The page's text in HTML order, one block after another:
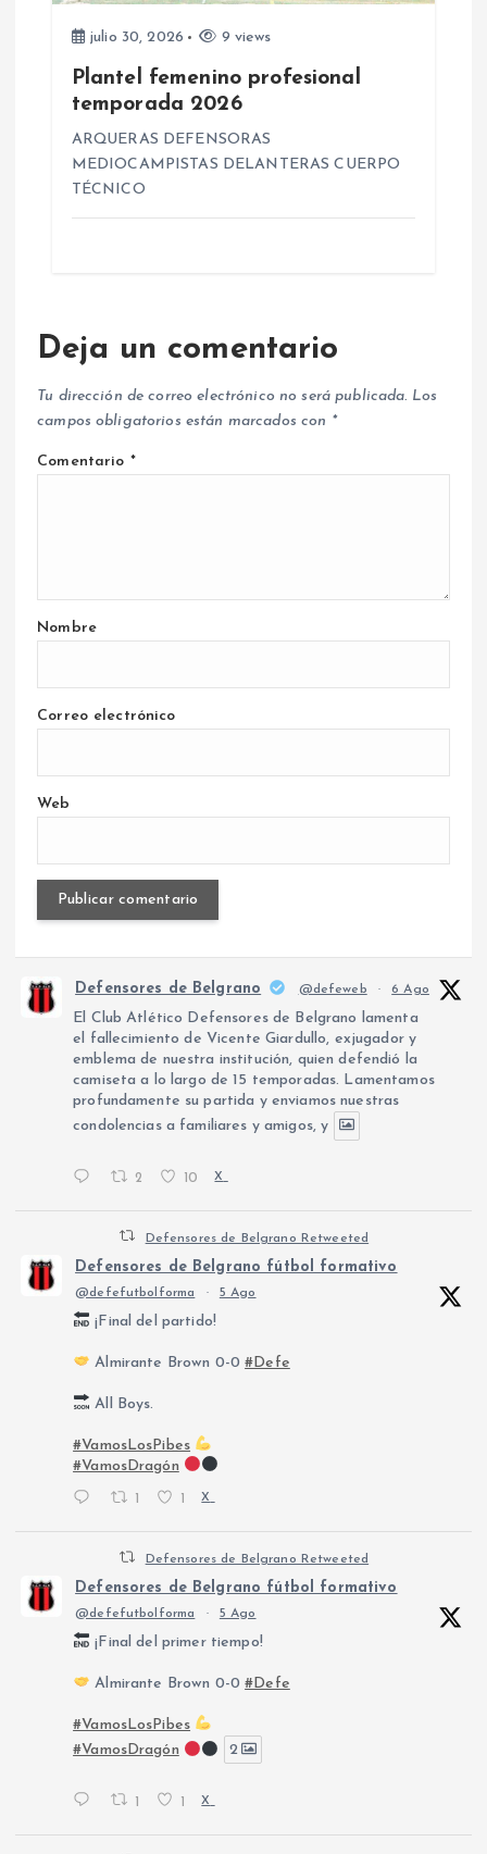
julio 30, 2026 9 views
Plantel femenino profesional
temporada 2026
ARQUERAS DEFENSORAS
MEDIOCAMPISTAS DELANTERAS CUERPO
TÉCNICO
Deja un comentario
Tu dirección de correo electrónico no será publicada. Los
campos obligatorios están marcados con *
Comentario *
Nombre
Correo electrónico
Web
Defensores de Belgrano @defeweb · 6 Ago
El Club Atlético Defensores de Belgrano lamenta
el fallecimiento de Vicente Giardullo, exjugador y
emblema de nuestra institución, quien defendió la
camiseta a lo largo de 15 temporadas. Lamentamos
profundamente su partida y enviamos nuestras
condolencias a familiares y amigos, y
2 10 X
Defensores de Belgrano Retweeted
Defensores de Belgrano fútbol formativo
@defefutbolforma · 5 Ago
¡Final del partido!
Almirante Brown 0-0#Defe
All Boys.
#VamosLosPibes
#VamosDragón
X
Defensores de Belgrano Retweeted
Defensores de Belgrano fútbol formativo
@defefutbolforma · 5 Ago
¡Final del primer tiempo!
Almirante Brown 0-0#Defe
#VamosLosPibes
#VamosDragón
2
1 1 X